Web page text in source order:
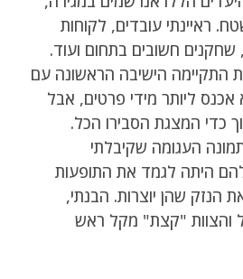
ראיינתי עובדים, לקוחות
שחקנים חשובים בתחום ועוד.
התקיימה הישיבה הראשונה עם
אכנס ליותר מידי פרטים, אבל
כדי המצגת הסבירו הכל.
העגומה שקיבלתי
היתה לגמד את התופעות
הנזק שהן יוצרות. הבנתי,
והצוות "קצת" מקל ראש